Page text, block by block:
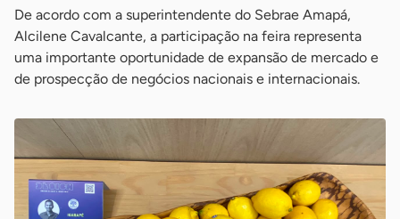
De acordo com a superintendente do Sebrae Amapá,
Alcilene Cavalcante, a participação na feira representa
uma importante oportunidade de expansão de mercado e
de prospecção de negócios nacionais e internacionais.